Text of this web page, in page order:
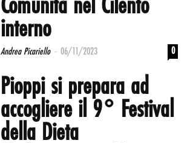
Comunità nel Cilento
interno
Andrea Picariello - 06/11/2023 0
Pioppi si prepara ad
accogliere il 9° Festival
della Dieta